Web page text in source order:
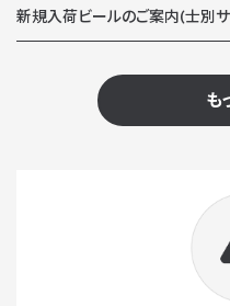
新規入荷ビールのご案内(士別サ
も